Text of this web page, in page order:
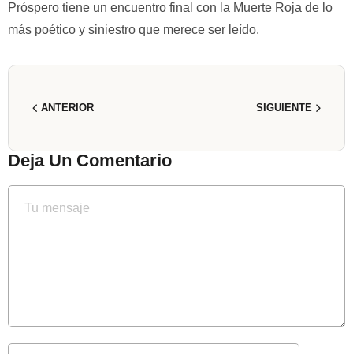
Próspero tiene un encuentro final con la Muerte Roja de lo
más poético y siniestro que merece ser leído.
ANTERIOR SIGUIENTE
Deja Un Comentario